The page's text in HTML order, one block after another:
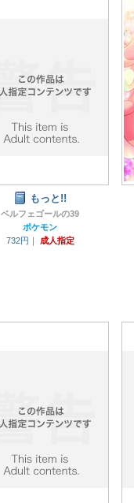
もっと!!
ベルフェゴールの39
ポケモン
732円｜
成人指定